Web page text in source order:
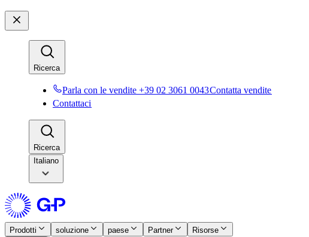
Ricerca​​
Parla con le vendite +39 02 3061 0043​​Contatta vendite​​
Contattaci​​
Ricerca​​
Italiano
Prodotti​​ soluzione​​ paese​​ Partner​​
Risorse​​